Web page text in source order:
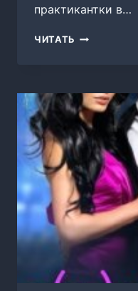
практикантки в…
ЧИТАТЬ РАЗВОД.